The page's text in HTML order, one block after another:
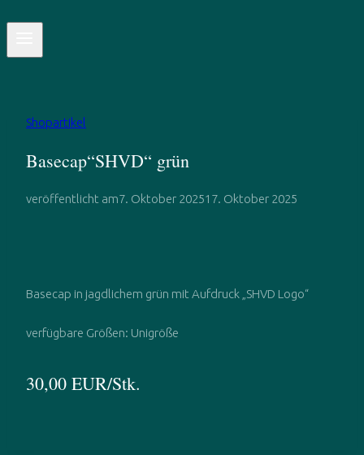
Shopartikel
Basecap“SHVD“ grün
veröffentlicht am7. Oktober 202517. Oktober 2025
Basecap in jagdlichem grün mit Aufdruck „SHVD Logo“
verfügbare Größen: Unigröße
30,00 EUR/Stk.